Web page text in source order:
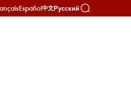
Español中文Русский